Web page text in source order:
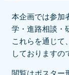
本企画では参加
学・進路相談・
これらを通じて
しておりますの
閲覧はポスター